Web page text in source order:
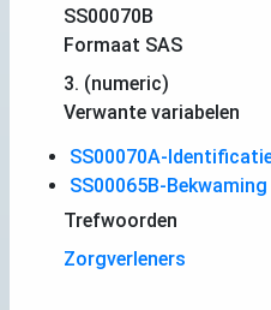
SS00070B
Formaat SAS
3. (numeric)
Verwante variabelen
SS00070A-
SS00065B-
Trefwoorden
Zorgverleners